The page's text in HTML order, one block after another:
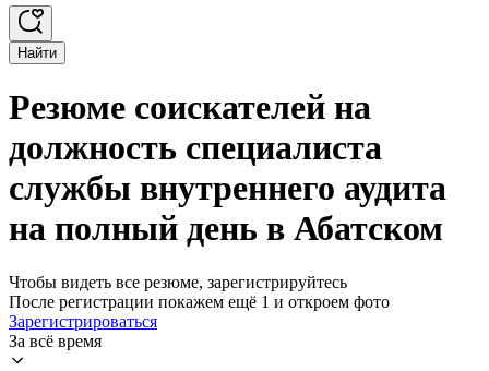
Найти
Резюме соискателей на
должность специалиста
службы внутреннего аудита
на полный день в Абатском
Чтобы видеть все резюме, зарегистрируйтесь
После регистрации покажем ещё 1 и откроем фото
Зарегистрироваться
За всё время